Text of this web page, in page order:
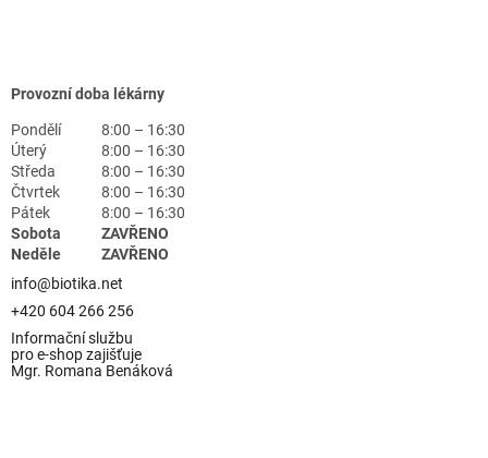
Provozní doba lékárny
Pondělí
8:00 – 16:30
Úterý
8:00 – 16:30
Středa
8:00 – 16:30
Čtvrtek
8:00 – 16:30
Pátek
8:00 – 16:30
Sobota
ZAVŘENO
Neděle
ZAVŘENO
info@biotika.net
+420 604 266 256
Informační službu
pro e-shop zajišťuje
Mgr. Romana Benáková